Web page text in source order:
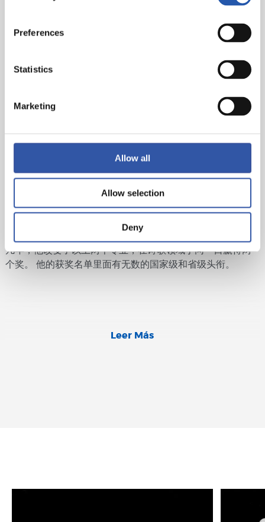
Preferences
Statistics
Marketing
Allow all
Allow selection
Deny
在捍卫了俱乐部名誉的球员队伍当中，应该强调几个
杰斯·古鲁加（Jesús Gurruchaga），在凭借前锋和后卫身
份赢得了几个蹬板摘球国家冠军之后，决定改专业，在那之
后赢得了1952年奥斯格尔（Hossegor）长球拍回力球比赛世
界冠军（唯一一次争夺此项头衔），1962年潘普洛纳
几年，他改变了以上两个专业，在诗歌领域于同一日赢得两
个奖。 他的获奖名单里面有无数的国家级和省级头衔。
Leer Más